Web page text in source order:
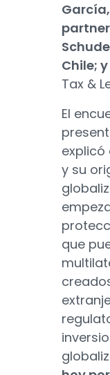
Chile;
Tax &
El
y su
que